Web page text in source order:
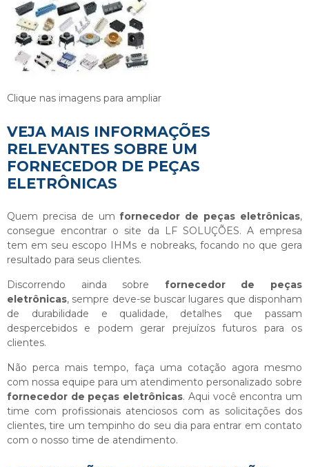
Clique nas imagens para ampliar
VEJA MAIS INFORMAÇÕES
RELEVANTES SOBRE UM
FORNECEDOR DE PEÇAS
ELETRÔNICAS
Quem precisa de umfornecedor de peças eletrônicas,
consegue encontrar o site da LF SOLUÇÕES. A empresa
tem em seu escopo IHMs e nobreaks, focando no que gera
resultado para seus clientes.
Discorrendo ainda sobre fornecedor de peças
eletrônicas, sempre deve-se buscar lugares que disponham
de durabilidade e qualidade, detalhes que passam
despercebidos e podem gerar prejuízos futuros para os
clientes.
Não perca mais tempo, faça uma cotação agora mesmo
com nossa equipe para um atendimento personalizado sobre
fornecedor de peças eletrônicas. Aqui você encontra um
time com profissionais atenciosos com as solicitações dos
clientes, tire um tempinho do seu dia para entrar em contato
com o nosso time de atendimento.